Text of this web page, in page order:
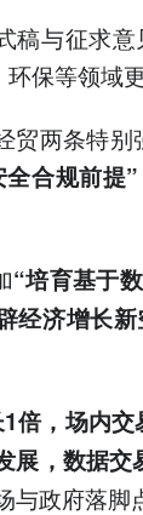
稿与征求
保等领域
两条特别
全合规前提”
“培育基于
经济增长
倍，场内
展，数据交
政府落脚